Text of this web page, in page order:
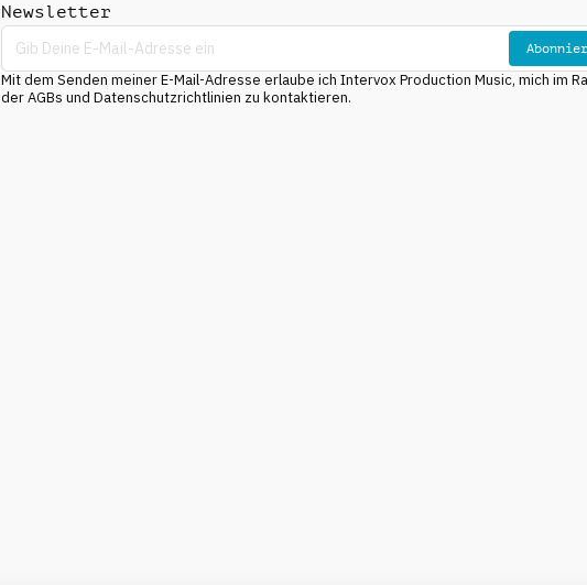
Newsletter
Mit dem Senden meiner E-Mail-Adresse erlaube ich Intervox Production Music, mich im
der AGBs und Datenschutzrichtlinien zu kontaktieren.